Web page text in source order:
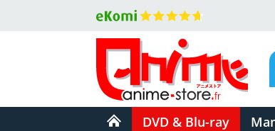
DVD & Blu-ray